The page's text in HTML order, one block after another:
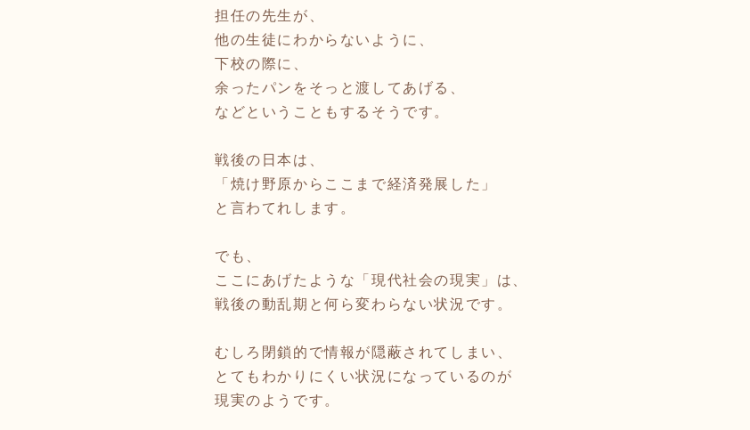
担任の先生が、
他の生徒にわからないように、
下校の際に、
余ったパンをそっと渡してあげる、
などということもするそうです。
戦後の日本は、
「焼け野原からここまで経済発展した」
と言わてれします。
でも、
ここにあげたような「現代社会の現実」は、
戦後の動乱期と何ら変わらない状況です。
むしろ閉鎖的で情報が隠蔽されてしまい、
とてもわかりにくい状況になっているのが
現実のようです。